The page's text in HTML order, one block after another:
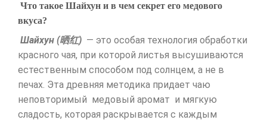
Что такое Шайхун и в чем секрет его медового
вкуса?
Шайхун (晒红) — это особая технология обработки
красного чая, при которой листья высушиваются
естественным способом под солнцем, а не в
печах. Эта древняя методика придает чаю
неповторимый медовый аромат и мягкую
сладость, которая раскрывается с каждым